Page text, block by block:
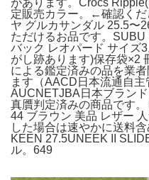
定販売カラー。←確認くだ
ヤ グルカサンダル 25.5〜
ただけるお品です。SUBU
バック レオパード サイズ
がし跡あります)保存袋×2
による鑑定済みの品を業
ます（AACD日本流通自主
AUCNETJBA日本ブラン
真贋判定済みの商品です
44 ブラウン 美品 レザー
した場合は速やかに送料
KEEN 27.5UNEEK II
ル。649